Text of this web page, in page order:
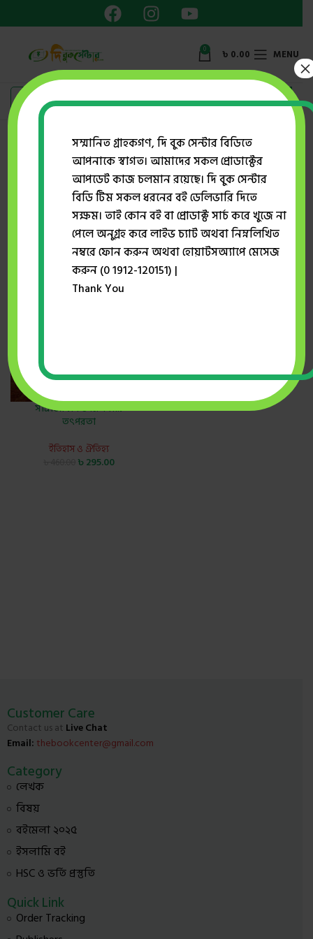
0 ৳ 0.00 MENU
Showing the single result
Show sidebar
সাম্রাজ্যবাদ ও মিশনারি
তৎপরতা
ইতিহাস ও ঐতিহ্য
৳295.00
Customer Care
Contact us at Live Chat
Email: thebookcenter@gmail.com
Category
লেখক
বিষয়
বইমেলা ২০২৫
ইসলামি বই
HSC ও ভর্তি প্রস্তুতি
Quick Link
Order Tracking
সম্মানিত গ্রাহকগণ, দি বুক সেন্টার বিডিতে
আপনাকে স্বাগত। আমাদের সকল প্রোডাক্টের
আপডেট কাজ চলমান রয়েছে। দি বুক সেন্টার
বিডি টিম সকল ধরনের বই ডেলিভারি দিতে
সক্ষম। তাই কোন বই বা প্রোডাক্ট সার্চ করে খুজে না
পেলে অনুগ্রহ করে লাইভ চ্যাট অথবা নিম্নলিখিত
নম্বরে ফোন করুন অথবা হোয়াটসঅ্যাপে মেসেজ
করুন (0 1912-120151) |
Thank You
×